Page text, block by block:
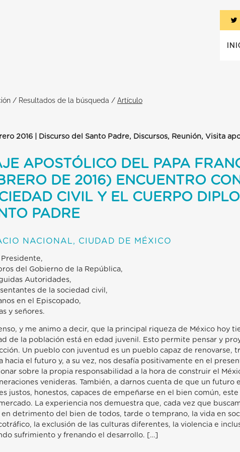
/ Resultados de la búsqueda / Artículo
2016 | Discurso del Santo Padre, Discursos, Reunión, Visita
APOSTÓLICO DEL PAPA
DE 2016) ENCUENTRO
CIVIL Y EL CUERPO
PADRE
NACIONAL, CIUDAD DE MÉXICO
Presidente,
del Gobierno de la República,
Autoridades,
de la sociedad civil,
en el Episcopado,
y señores.
y me animo a decir, que la principal riqueza de México hoy
de la población está en edad juvenil. Esto permite pensar y
Un pueblo con juventud es un pueblo capaz de renovarse,
hacia el futuro y, a su vez, nos desafía positivamente en el
sobre la propia responsabilidad a la hora de construir el
venideras. También, a darnos cuenta de que un
justos, honestos, capaces de empeñarse en el bien común,
La experiencia nos demuestra que, cada vez que
en detrimento del bien de todos, tarde o temprano, la vida en
la exclusión de las culturas diferentes, la violencia e
sufrimiento y frenando el desarrollo. […]